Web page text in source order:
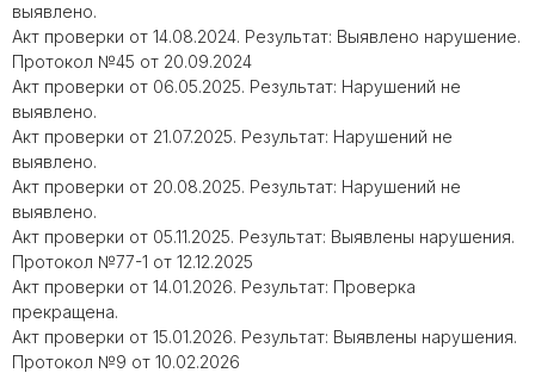
выявлено.
Акт проверки от 14.08.2024. Результат: Выявлено нарушение.
Протокол №45 от 20.09.2024
Акт проверки от 06.05.2025. Результат: Нарушений не
выявлено.
Акт проверки от 21.07.2025. Результат: Нарушений не
выявлено.
Акт проверки от 20.08.2025. Результат: Нарушений не
выявлено.
Акт проверки от 05.11.2025. Результат: Выявлены нарушения.
Протокол №77-1 от 12.12.2025
Акт проверки от 14.01.2026. Результат: Проверка
прекращена.
Акт проверки от 15.01.2026. Результат: Выявлены нарушения.
Протокол №9 от 10.02.2026